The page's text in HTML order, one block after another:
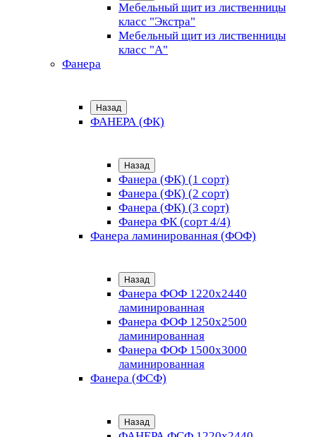
Мебельный щит из лиственницы
класс "Экстра"
Мебельный щит из лиственницы
класс "А"
Фанера
Назад
ФАНЕРА (ФК)
Назад
Фанера (ФК) (1 сорт)
Фанера (ФК) (2 сорт)
Фанера (ФК) (3 сорт)
Фанера ФК (сорт 4/4)
Фанера ламинированная (ФОФ)
Назад
Фанера ФОФ 1220x2440
ламинированная
Фанера ФОФ 1250x2500
ламинированная
Фанера ФОФ 1500x3000
ламинированная
Фанера (ФСФ)
Назад